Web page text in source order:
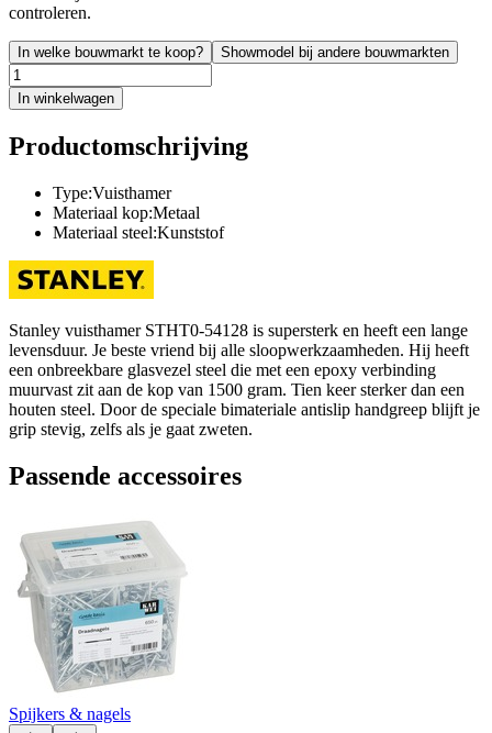
controleren.
In welke bouwmarkt te koop? Showmodel bij andere bouwmarkten
In winkelwagen
Productomschrijving
Type:Vuisthamer
Materiaal kop:Metaal
Materiaal steel:Kunststof
Stanley vuisthamer STHT0-54128 is supersterk en heeft een lange
levensduur. Je beste vriend bij alle sloopwerkzaamheden. Hij heeft
een onbreekbare glasvezel steel die met een epoxy verbinding
muurvast zit aan de kop van 1500 gram. Tien keer sterker dan een
houten steel. Door de speciale bimateriale antislip handgreep blijft je
grip stevig, zelfs als je gaat zweten.
Passende accessoires
Spijkers & nagels